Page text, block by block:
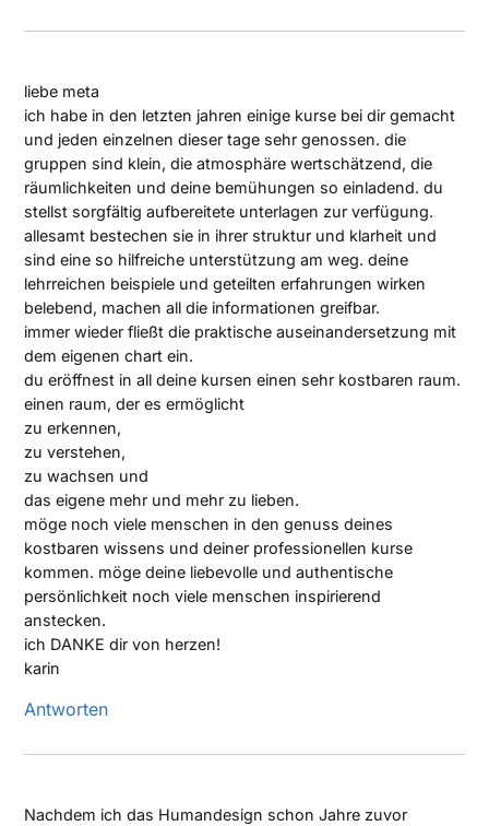
liebe meta
ich habe in den letzten jahren einige kurse bei dir gemacht
und jeden einzelnen dieser tage sehr genossen. die
gruppen sind klein, die atmosphäre wertschätzend, die
räumlichkeiten und deine bemühungen so einladend. du
stellst sorgfältig aufbereitete unterlagen zur verfügung.
allesamt bestechen sie in ihrer struktur und klarheit und
sind eine so hilfreiche unterstützung am weg. deine
lehrreichen beispiele und geteilten erfahrungen wirken
belebend, machen all die informationen greifbar.
immer wieder fließt die praktische auseinandersetzung mit
dem eigenen chart ein.
du eröffnest in all deine kursen einen sehr kostbaren raum.
einen raum, der es ermöglicht
zu erkennen,
zu verstehen,
zu wachsen und
das eigene mehr und mehr zu lieben.
möge noch viele menschen in den genuss deines
kostbaren wissens und deiner professionellen kurse
kommen. möge deine liebevolle und authentische
persönlichkeit noch viele menschen inspirierend
anstecken.
ich DANKE dir von herzen!
karin
Antworten
Nachdem ich das Humandesign schon Jahre zuvor